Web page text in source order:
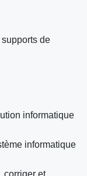
de
informatique
informatique